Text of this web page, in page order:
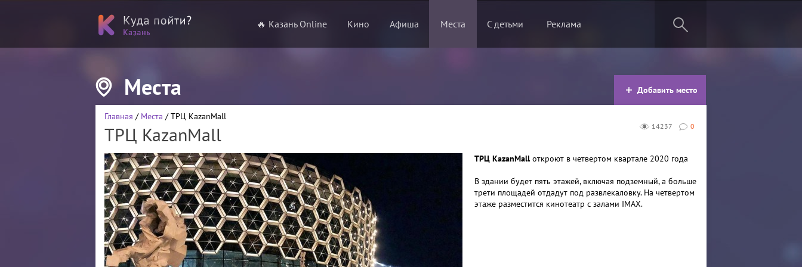
🔥 Казань Online Кино Афиша Места С детьми Реклама
Места Добавить место
0
14237
Главная / Места / ТРЦ KazanMall
ТРЦ KazanMall
ТРЦ KazanMall откроют в четвертом квартале 2020 года
В здании будет пять этажей, включая подземный, а больше
трети площадей отдадут под развлекаловку. На четвертом
этаже разместится кинотеатр с залами IMAX.